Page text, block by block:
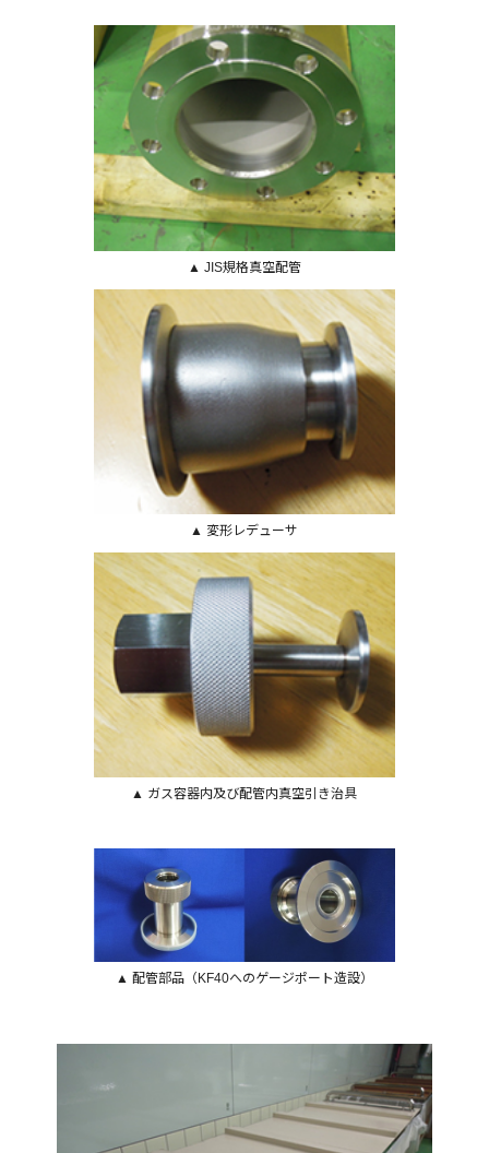
▲ JIS規格真空配管
▲ 変形レデューサ
▲ ガス容器内及び配管内真空引き治具
▲ 配管部品（KF40へのゲージポート造設）